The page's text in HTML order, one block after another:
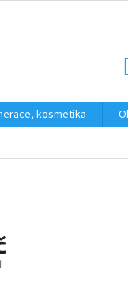
kosmetika